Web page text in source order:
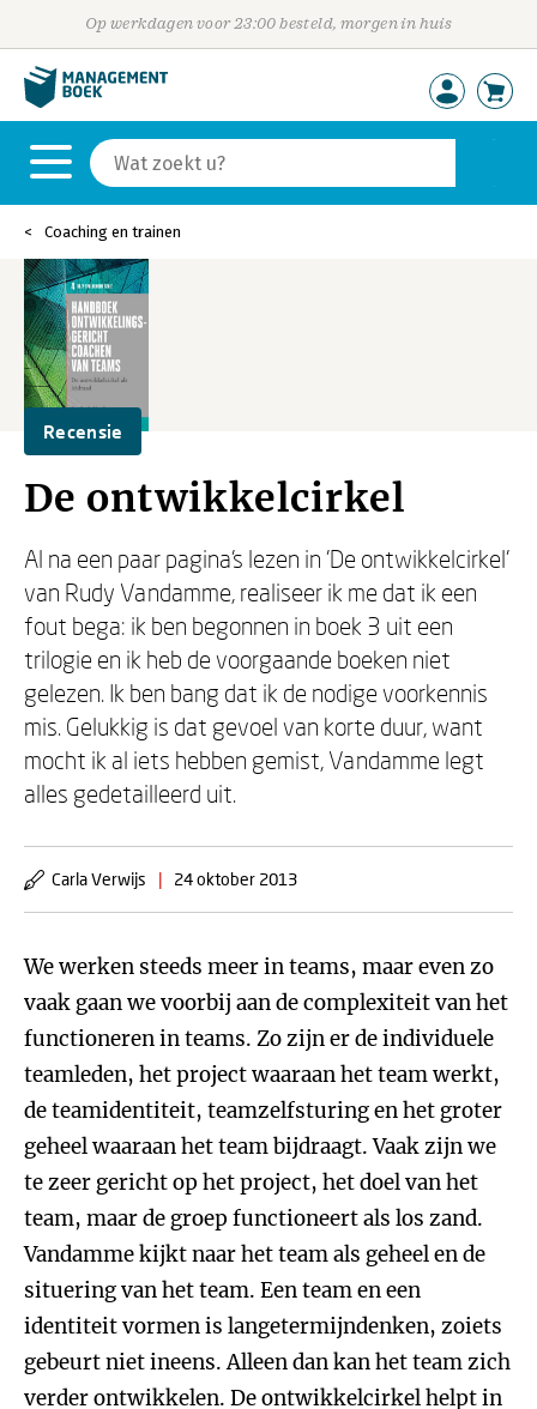
Op werkdagen voor 23:00 besteld, morgen in huis
Coaching en trainen
Recensie
De ontwikkelcirkel
Al na een paar pagina's lezen in 'De ontwikkelcirkel'
van Rudy Vandamme, realiseer ik me dat ik een
fout bega: ik ben begonnen in boek 3 uit een
trilogie en ik heb de voorgaande boeken niet
gelezen. Ik ben bang dat ik de nodige voorkennis
mis. Gelukkig is dat gevoel van korte duur, want
mocht ik al iets hebben gemist, Vandamme legt
alles gedetailleerd uit.
Carla Verwijs | 24 oktober 2013
We werken steeds meer in teams, maar even zo
vaak gaan we voorbij aan de complexiteit van het
functioneren in teams. Zo zijn er de individuele
teamleden, het project waaraan het team werkt,
de teamidentiteit, teamzelfsturing en het groter
geheel waaraan het team bijdraagt. Vaak zijn we
te zeer gericht op het project, het doel van het
team, maar de groep functioneert als los zand.
Vandamme kijkt naar het team als geheel en de
situering van het team. Een team en een
identiteit vormen is langetermijndenken, zoiets
gebeurt niet ineens. Alleen dan kan het team zich
verder ontwikkelen. De ontwikkelcirkel helpt in